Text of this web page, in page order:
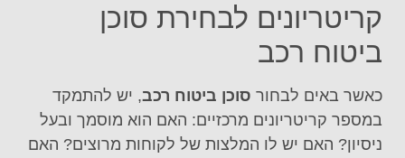
קריטריונים לבחירת סוכן
ביטוח רכב
כאשר באים לבחור סוכן ביטוח רכב, יש להתמקד
במספר קריטריונים מרכזיים: האם הוא מוסמך ובעל
ניסיון? האם יש לו המלצות של לקוחות מרוצים? האם